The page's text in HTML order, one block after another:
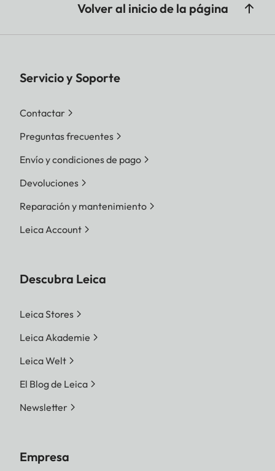
Volver al inicio de la página
Servicio y Soporte
Contactar
Preguntas frecuentes
Envío y condiciones de pago
Devoluciones
Reparación y mantenimiento
Leica Account
Descubra Leica
Leica Stores
Leica Akademie
Leica Welt
El Blog de Leica
Newsletter
Empresa